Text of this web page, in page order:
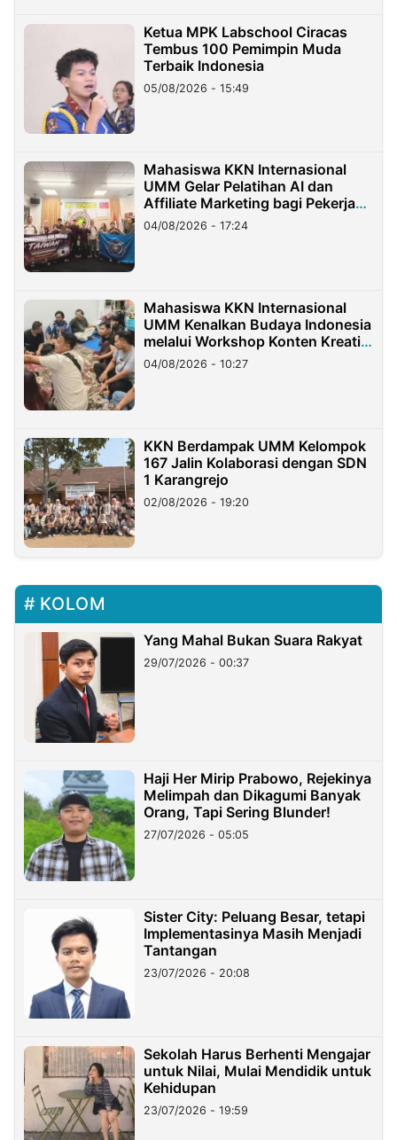
Ketua MPK Labschool Ciracas
Tembus 100 Pemimpin Muda
Terbaik Indonesia
05/08/2026 - 15:49
Mahasiswa KKN Internasional
UMM Gelar Pelatihan AI dan
Affiliate Marketing bagi Pekerja
Migran Indonesia di Taiwan
04/08/2026 - 17:24
Mahasiswa KKN Internasional
UMM Kenalkan Budaya Indonesia
melalui Workshop Konten Kreatif
di Taiwan
04/08/2026 - 10:27
KKN Berdampak UMM Kelompok
167 Jalin Kolaborasi dengan SDN
1 Karangrejo
02/08/2026 - 19:20
KOLOM
Yang Mahal Bukan Suara Rakyat
29/07/2026 - 00:37
Haji Her Mirip Prabowo, Rejekinya
Melimpah dan Dikagumi Banyak
Orang, Tapi Sering Blunder!
27/07/2026 - 05:05
Sister City: Peluang Besar, tetapi
Implementasinya Masih Menjadi
Tantangan
23/07/2026 - 20:08
Sekolah Harus Berhenti Mengajar
untuk Nilai, Mulai Mendidik untuk
Kehidupan
23/07/2026 - 19:59